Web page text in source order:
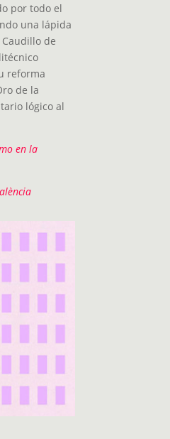
por todo el
una lápida
de
reforma
de la
lógico al
en la